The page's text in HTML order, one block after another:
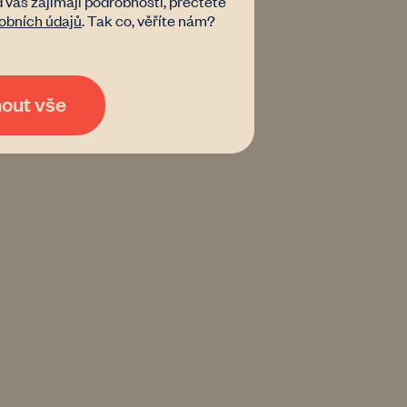
údajů. Tak co, věříte nám?
vše